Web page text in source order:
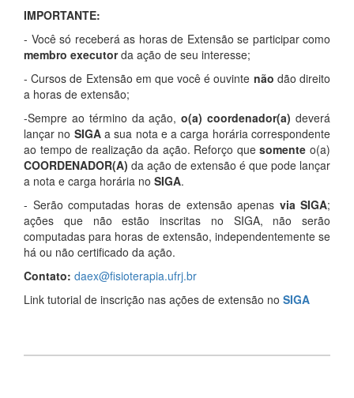
IMPORTANTE:
- Você só receberá as horas de Extensão se participar como
membro executorda ação de seu interesse;
- Cursos de Extensão em que você é ouvinte não dão direito
a horas de extensão;
-Sempre ao término da ação,o(a) coordenador(a) deverá
lançar no SIGAa sua nota e a carga horária correspondente
ao tempo de realização da ação. Reforço quesomente o(a)
COORDENADOR(A) da ação de extensão é que pode lançar
a nota e carga horária no SIGA.
- Serão computadas horas de extensão apenas via SIGA;
ações que não estão inscritas no SIGA, não serão
computadas para horas de extensão, independentemente se
há ou não certificado da ação.
Contato: daex@fisioterapia.ufrj.br
Link tutorial de inscrição nas ações de extensão no SIGA